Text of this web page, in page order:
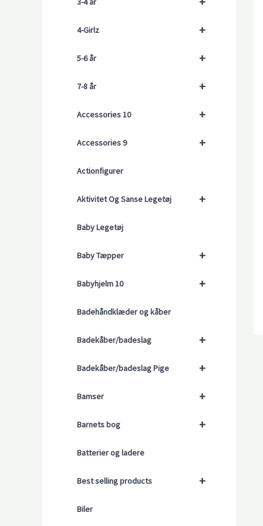
+
4-Girlz
+
5-6 år
+
7-8 år
+
Accessories 10
+
Accessories 9
Actionfigurer
+
Aktivitet Og Sanse Legetøj
Baby Legetøj
+
Baby Tæpper
+
Babyhjelm 10
Badehåndklæder og kåber
+
Badekåber/badeslag
+
Badekåber/badeslag Pige
+
Bamser
+
Barnets bog
Batterier og ladere
+
Best selling products
Biler